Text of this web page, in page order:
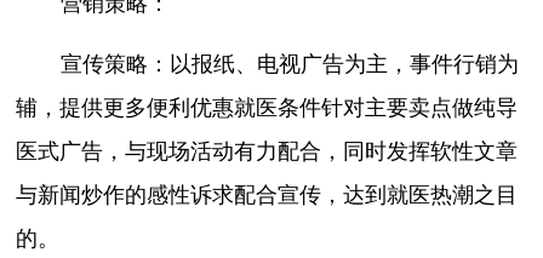
宣传策略：以报纸、电视广告为主，事件行销为
辅，提供更多便利优惠就医条件针对主要卖点做纯导
医式广告，与现场活动有力配合，同时发挥软性文章
与新闻炒作的感性诉求配合宣传，达到就医热潮之目
的。